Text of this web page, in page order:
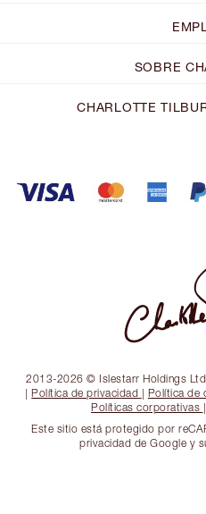
SOBRE
CHARLOTTE
2013-2026 © Islestarr Holdings
| Política de privacidad | Política de
Políticas corporativas |
Este sitio está protegido por
privacidad de Google y